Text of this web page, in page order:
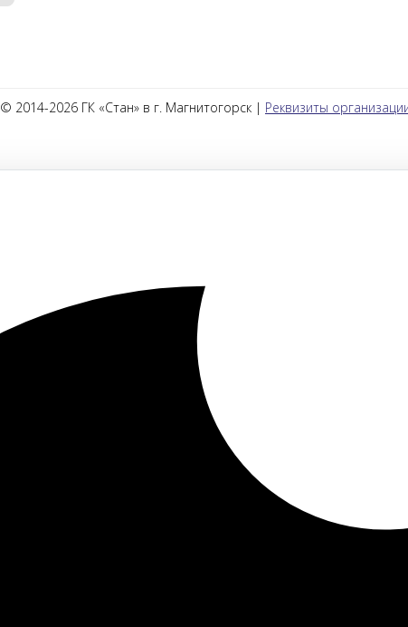
© 2014-2026 ГК «Стан» в г. Магнитогорск | Реквизиты